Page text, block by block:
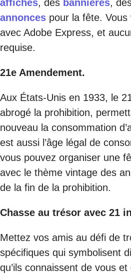
affiches, des bannières,
annonces pour la fête. Vous
avec Adobe Express, et
requise.
21e Amendement.
Aux États-Unis en 1933, le
abrogé la prohibition,
nouveau la consommation
est aussi l’âge légal de
vous pouvez organiser une
avec le thème vintage des
de la fin de la prohibition.
Chasse au trésor avec 21
Mettez vos amis au défi de
spécifiques qui symbolisent
qu’ils connaissent de vous